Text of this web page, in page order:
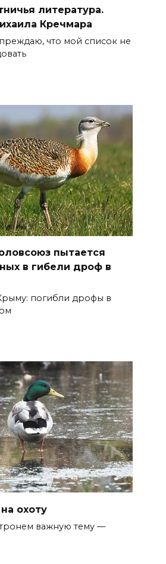
литература.
Кречмара
что мой список не
пытается
в гибели дроф в
погибли дрофы в
охоту
важную тему —